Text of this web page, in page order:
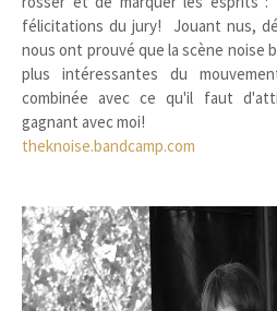
félicitations du jury! Jouant nus,
nous ont prouvé que la scène noise
plus intéressantes du
combinée avec ce qu'il faut
gagnant avec moi!
theknoise.bandcamp.com